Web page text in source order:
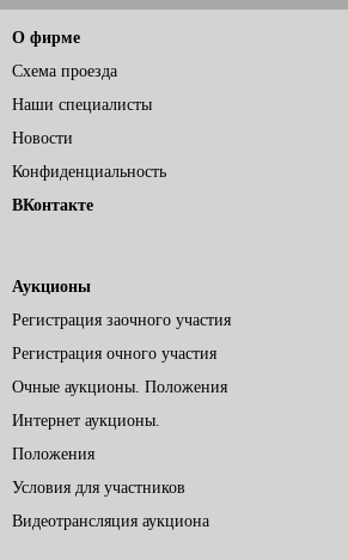
О фирме
Схема проезда
Наши специалисты
Новости
Конфиденциальность
ВКонтакте
Аукционы
Регистрация заочного участия
Регистрация очного участия
Очные аукционы. Положения
Интернет аукционы.
Положения
Условия для участников
Видеотрансляция аукциона